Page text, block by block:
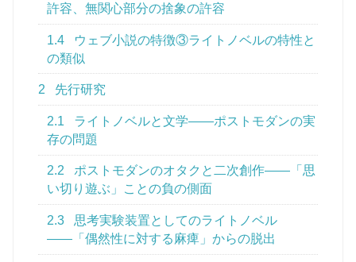
許容、無関心部分の捨象の許容
1.4
ウェブ小説の特徴③ライトノベルの特性と
の類似
2 先行研究
2.1
ライトノベルと文学――ポストモダンの実
存の問題
2.2
ポストモダンのオタクと二次創作――「思
い切り遊ぶ」ことの負の側面
2.3
思考実験装置としてのライトノベル
――「偶然性に対する麻痺」からの脱出